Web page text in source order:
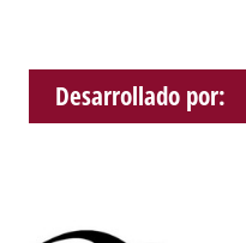
Desarrollado por: